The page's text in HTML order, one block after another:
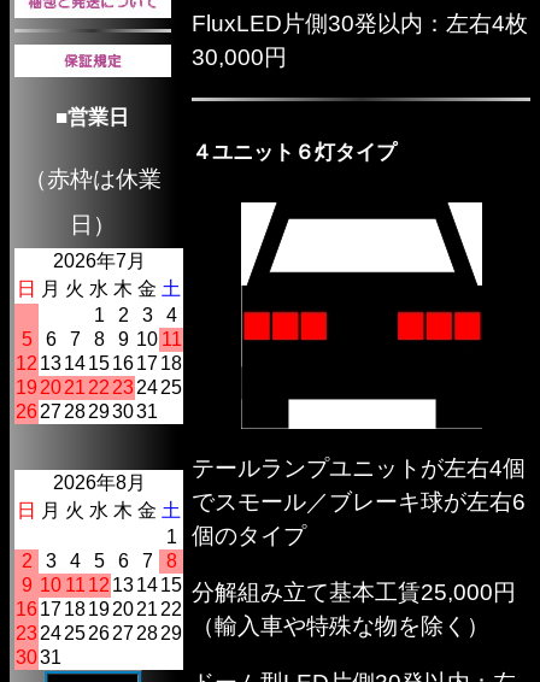
■営業日
（赤枠は休業
日）
2026年7月
日 月 火 水 木 金 土
1
2 3
4
5
6 7 8 9 10 11
12 131415161718
19202122232425
262728293031
2026年8月
日 月 火 水 木 金 土
1
2
3 4 5 6 7
8
9 10 11 12 131415
16 171819202122
23242526272829
3031
FluxLED片側30発以内：左右4枚
30,000円
４ユニット６灯タイプ
テールランプユニットが左右4個
でスモール／ブレーキ球が左右6
個のタイプ
分解組み立て基本工賃25,000円
（輸入車や特殊な物を除く）